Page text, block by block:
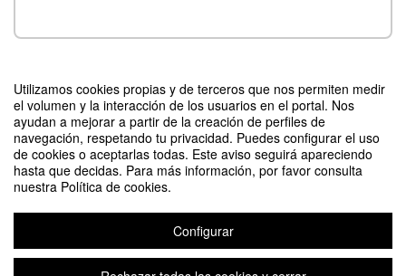
Utilizamos cookies propias y de terceros que nos permiten medir
el volumen y la interacción de los usuarios en el portal. Nos
ayudan a mejorar a partir de la creación de perfiles de
navegación, respetando tu privacidad. Puedes configurar el uso
de cookies o aceptarlas todas. Este aviso seguirá apareciendo
hasta que decidas. Para más información, por favor consulta
nuestra Política de cookies.
Configurar
Difunde tu evento poniendo el siguiente código en tu sitio